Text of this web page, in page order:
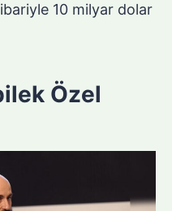
10 milyar dolar
Özel